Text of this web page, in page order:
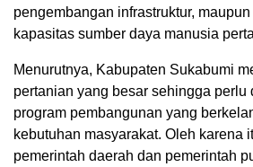
pengembangan infrastruktur,
kapasitas sumber daya manusia
Menurutnya, Kabupaten Sukabumi
pertanian yang besar sehingga perlu
program pembangunan yang
kebutuhan masyarakat. Oleh karena
pemerintah daerah dan pemerintah